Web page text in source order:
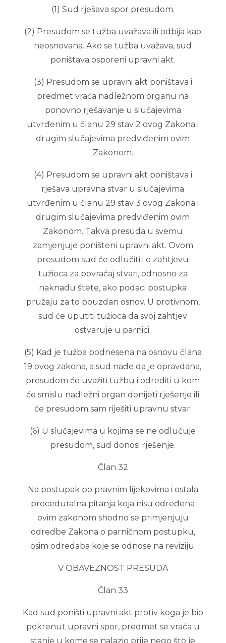
(1) Sud rješava spor presudom.
(2) Presudom se tužba uvažava ili odbija kao
neosnovana. Ako se tužba uvažava, sud
poništava osporeni upravni akt.
(3) Presudom se upravni akt poništava i
predmet vraća nadležnom organu na
ponovno rješavanje u slučajevima
utvrđenim u članu 29 stav 2 ovog Zakona i
drugim slučajevima predviđenim ovim
Zakonom.
(4) Presudom se upravni akt poništava i
rješava upravna stvar u slučajevima
utvrđenim u članu 29 stav 3 ovog Zakona i
drugim slučajevima predviđenim ovim
Zakonom. Takva presuda u svemu
zamjenjuje poništeni upravni akt. Ovom
presudom sud će odlučiti i o zahtjevu
tužioca za povraćaj stvari, odnosno za
naknadu štete, ako podaci postupka
pružaju za to pouzdan osnov. U protivnom,
sud će uputiti tužioca da svoj zahtjev
ostvaruje u parnici.
(5) Kad je tužba podnesena na osnovu člana
19 ovog zakona, a sud nađe da je opravdana,
presudom će uvažiti tužbu i odrediti u kom
će smislu nadležni organ donijeti rješenje ili
će presudom sam riješiti upravnu stvar.
(6) U slučajevima u kojima se ne odlučuje
presudom, sud donosi rješenje.
Član 32
Na postupak po pravnim lijekovima i ostala
proceduralna pitanja koja nisu određena
ovim zakonom shodno se primjenjuju
odredbe Zakona o parničnom postupku,
osim odredaba koje se odnose na reviziju.
V OBAVEZNOST PRESUDA
Član 33
Kad sud poništi upravni akt protiv koga je bio
pokrenut upravni spor, predmet se vraća u
stanje u kome se nalazio prije nego što je